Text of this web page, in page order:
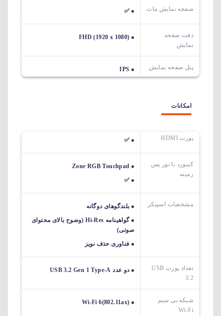
صفحه نمایش مات ✅
دقت صفحه
نمایش
FHD (1920 x 1080)
پنل صفحه نمایش IPS
امکانات
پورت HDMI ✅
کیبورد با نور پس
زمینه
Zone RGB Touchpad
✅
مشخصات اسپیکر
بلندگوهای دوگانه
گواهینامه Hi-Res (وضوح بالای محتوای
صوتی)
فناوری حذف نویز
تعداد پورت USB
3.2
دو عدد USB 3.2 Gen 1 Type-A
شبکه بی سیم
Wi-Fi
Wi-Fi 6(802.11ax)